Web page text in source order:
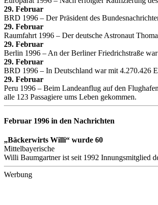
29. Februar
BRD 1996 – Der Präsident des
29. Februar
Raumfahrt 1996 – Der deutsche Astronaut
29. Februar
Berlin 1996 – An der Berliner Friedrichstraße
29. Februar
BRD 1996 – In Deutschland war mit 4.270.426
29. Februar
Peru 1996 – Beim Landeanflug auf den
alle 123 Passagiere ums Leben gekommen.
Februar 1996 in den Nachrichten
„Bäckerwirts Willi“ wurde 60
Mittelbayerische
Willi Baumgartner ist seit 1992 Innungsmitglied
Werbung